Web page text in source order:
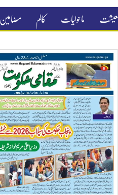
معیشت ماحولیات کالم مضامین